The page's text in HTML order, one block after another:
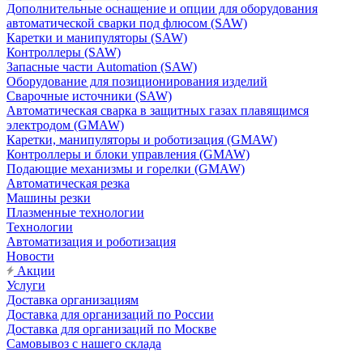
Дополнительные оснащение и опции для оборудования
автоматической сварки под флюсом (SAW)
Каретки и манипуляторы (SAW)
Контроллеры (SAW)
Запасные части Automation (SAW)
Оборудование для позиционирования изделий
Сварочные источники (SAW)
Автоматическая сварка в защитных газах плавящимся
электродом (GMAW)
Каретки, манипуляторы и роботизация (GMAW)
Контроллеры и блоки управления (GMAW)
Подающие механизмы и горелки (GMAW)
Автоматическая резка
Машины резки
Плазменные технологии
Технологии
Автоматизация и роботизация
Новости
Акции
Услуги
Доставка организациям
Доставка для организаций по России
Доставка для организаций по Москве
Самовывоз с нашего склада